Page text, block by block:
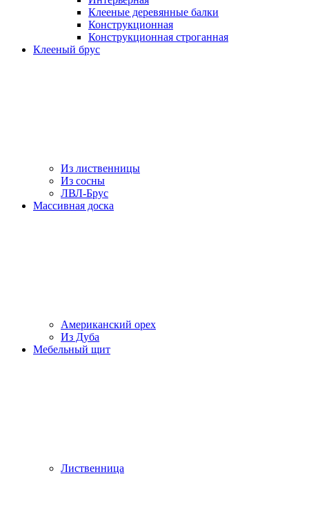
Клееные деревянные балки
Конструкционная
Конструкционная строганная
Клееный брус
Из лиственницы
Из сосны
ЛВЛ-Брус
Массивная доска
Американский орех
Из Дуба
Мебельный щит
Лиственница